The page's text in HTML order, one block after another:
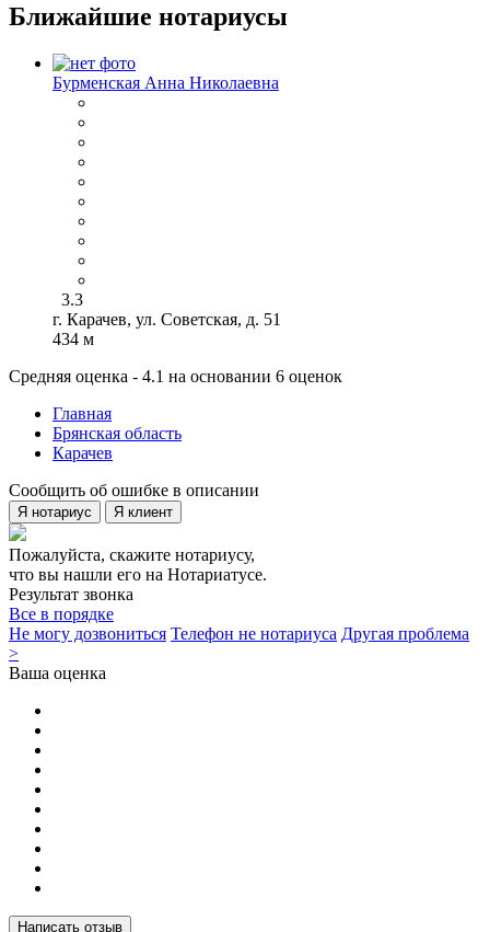
Ближайшие нотариусы
Бурменская Анна Николаевна
3.3
г. Карачев, ул. Советская, д. 51
434 м
Средняя оценка - 4.1 на основании 6 оценок
Главная
Брянская область
Карачев
Сообщить об ошибке в описании
Я нотариус Я клиент
Пожалуйста, скажите нотариусу,
что вы нашли его на Нотариатусе.
Результат звонка
Все в порядке
Не могу дозвониться Телефон не нотариуса Другая проблема
>
Ваша оценка
Написать отзыв